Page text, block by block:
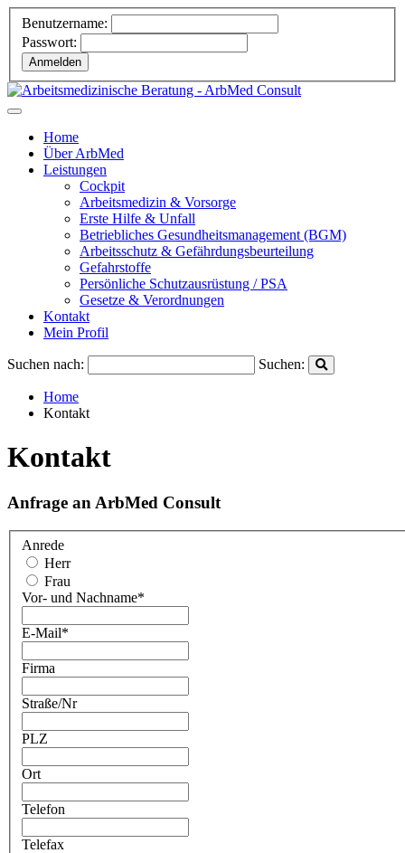
Benutzername:
Passwort:
Home
Über ArbMed
Leistungen
Cockpit
Arbeitsmedizin & Vorsorge
Erste Hilfe & Unfall
Betriebliches Gesundheitsmanagement (BGM)
Arbeitsschutz & Gefährdungsbeurteilung
Gefahrstoffe
Persönliche Schutzausrüstung / PSA
Gesetze & Verordnungen
Kontakt
Mein Profil
Suchen nach: Suchen:
Home
Kontakt
Kontakt
Anfrage an ArbMed Consult
Anrede
Herr
Frau
Vor- und Nachname*
E-Mail*
Firma
Straße/Nr
PLZ
Ort
Telefon
Telefax